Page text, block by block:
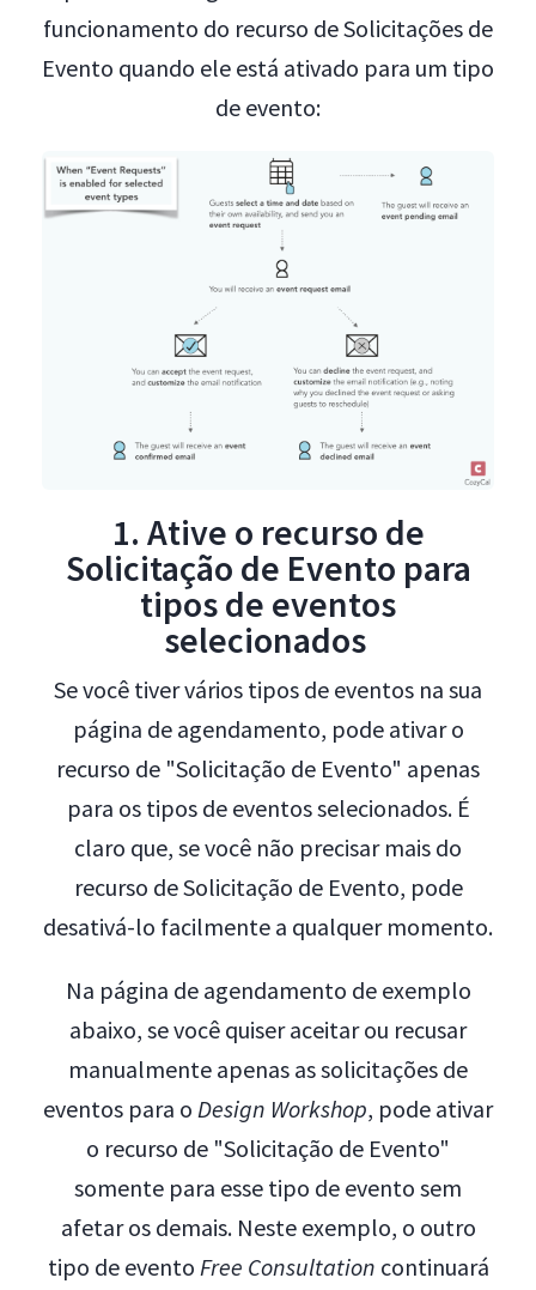
funcionamento do recurso de Solicitações de
Evento quando ele está ativado para um tipo
de evento:
1. Ative o recurso de
Solicitação de Evento para
tipos de eventos
selecionados
Se você tiver vários tipos de eventos na sua
página de agendamento, pode ativar o
recurso de "Solicitação de Evento" apenas
para os tipos de eventos selecionados. É
claro que, se você não precisar mais do
recurso de Solicitação de Evento, pode
desativá-lo facilmente a qualquer momento.
Na página de agendamento de exemplo
abaixo, se você quiser aceitar ou recusar
manualmente apenas as solicitações de
eventos para o Design Workshop, pode ativar
o recurso de "Solicitação de Evento"
somente para esse tipo de evento sem
afetar os demais. Neste exemplo, o outro
tipo de evento Free Consultation continuará